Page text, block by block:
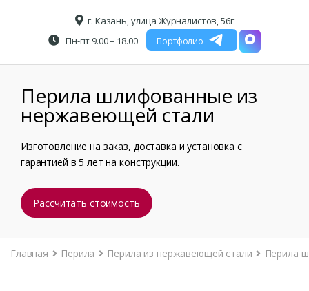
г. Казань, улица Журналистов, 56г
Пн-пт 9.00 – 18.00
Портфолио
Перила шлифованные из
нержавеющей стали
Изготовление на заказ, доставка и установка с
гарантией в 5 лет на конструкции.
Рассчитать стоимость
Главная Перила Перила из нержавеющей стали Перила